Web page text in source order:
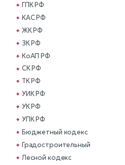
ГПК РФ
КАС РФ
ЖК РФ
ЗК РФ
КоАП РФ
СК РФ
ТК РФ
УИК РФ
УК РФ
УПК РФ
Бюджетный кодекс
Градостроительный
Лесной кодекс